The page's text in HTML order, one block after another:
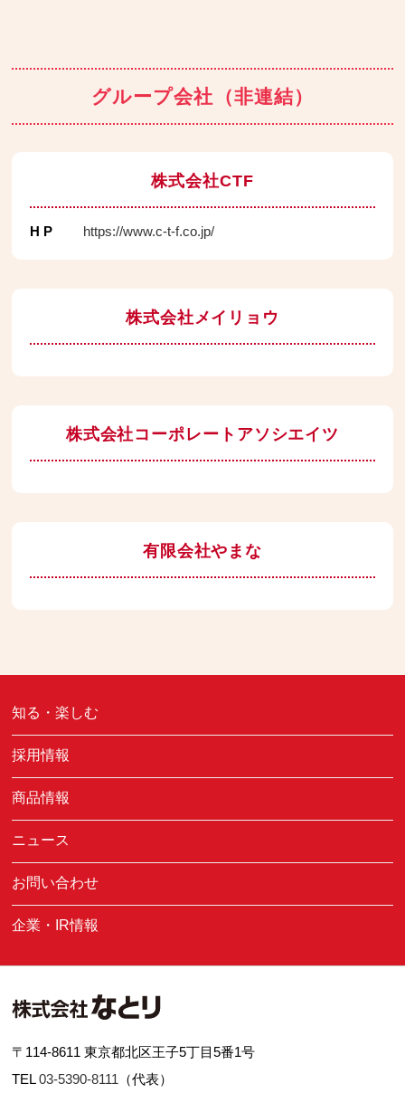
グループ会社（非連結）
株式会社CTF
H P https://www.c-t-f.co.jp/
株式会社メイリョウ
株式会社コーポレートアソシエイツ
有限会社やまな
知る・楽しむ
採用情報
商品情報
ニュース
お問い合わせ
企業・IR情報
〒114-8611 東京都北区王子5丁目5番1号
TEL03-5390-8111 （代表）